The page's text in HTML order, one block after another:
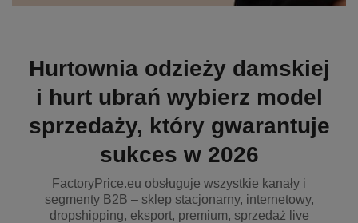
Hurtownia odzieży damskiej
i hurt ubrań wybierz model
sprzedaży, który gwarantuje
sukces w 2026
FactoryPrice.eu obsługuje wszystkie kanały i
segmenty B2B – sklep stacjonarny, internetowy,
dropshipping, eksport, premium, sprzedaż live